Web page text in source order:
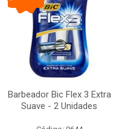
Barbeador Bic Flex 3 Extra
Suave - 2 Unidades